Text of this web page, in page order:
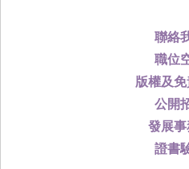
聯絡
職位
版權及
公開
發展
證書